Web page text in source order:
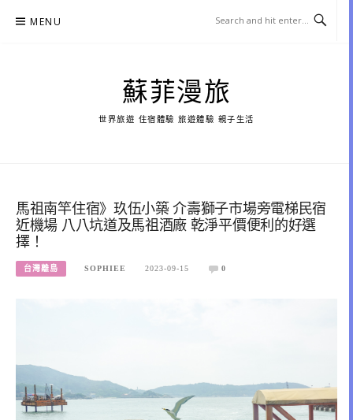
MENU
蘇菲漫旅
世界旅遊 住宿體驗 旅遊體驗 親子生活
馬祖南竿住宿》玖伍小築 介壽獅子市場旁電梯民宿
近機場 八八坑道及馬祖酒廠 乾淨平價便利的好選
擇！
台灣離島 SOPHIEE 2023-09-15 0